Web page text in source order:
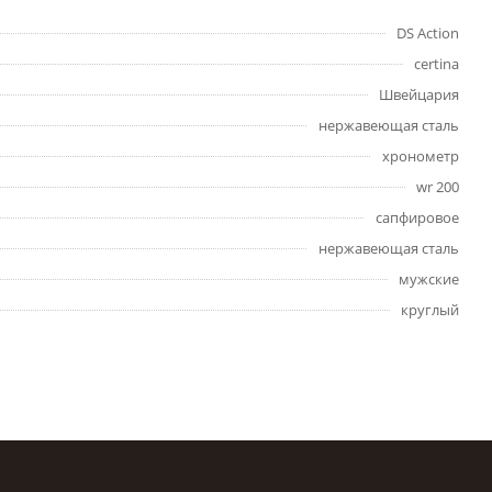
DS Action
certina
Швейцария
нержавеющая сталь
хронометр
wr 200
сапфировое
нержавеющая сталь
мужские
круглый